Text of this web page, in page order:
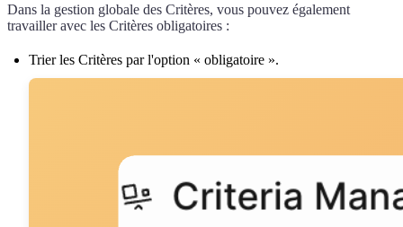
Dans la gestion globale des Critères, vous pouvez également
travailler avec les Critères obligatoires :
Trier les Critères par l'option « obligatoire ».